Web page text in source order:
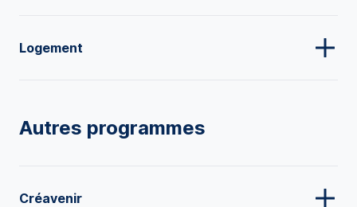
Logement
Autres programmes
Créavenir